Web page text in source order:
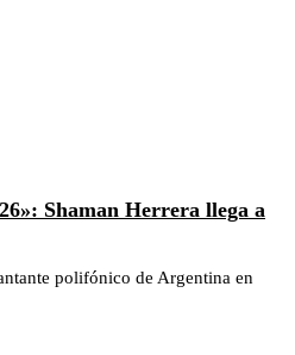
Shaman Herrera llega a
polifónico de Argentina en